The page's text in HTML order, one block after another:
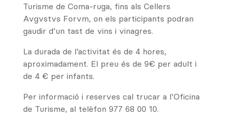
Turisme de Coma-ruga, fins als Cellers
Avgvstvs Forvm, on els participants podran
gaudir d’un tast de vins i vinagres.
La durada de l’activitat és de 4 hores,
aproximadament. El preu és de 9€ per adult i
de 4 € per infants.
Per informació i reserves cal trucar a l’Oficina
de Turisme, al telèfon 977 68 00 10.